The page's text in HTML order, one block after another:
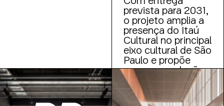
prevista para 2031,
o projeto amplia a
presença do Itaú
Cultural no principal
eixo cultural de São
Paulo e propõe
uma nova relação
entre equipamento
cultural, cidade e
espaço público